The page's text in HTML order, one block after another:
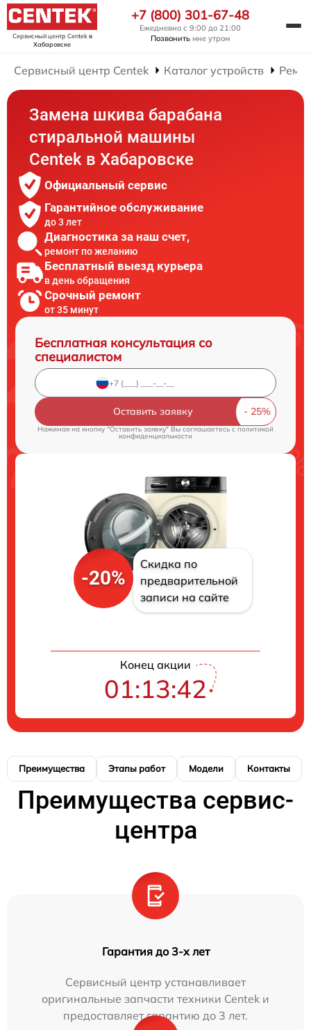
Сервисный центр Centekв
Хабаровске
+7 (800) 301-67-48
Ежедневно с 9:00 до 21:00
Позвонить мне утром
Сервисный центр Centek Каталог устройств
Замена шкива барабана
стиральной машины
Centek в Хабаровске
Официальный сервис
Гарантийное обслуживание
до 3 лет
Диагностика за наш счет,
ремонт по желанию
Бесплатный выезд курьера
в день обращения
Срочный ремонт
от 35 минут
Бесплатная консультация со
специалистом
Оставить заявку
Нажимая на кнопку "Оставить заявку" Вы соглашаетесь c политикой
конфиденциальности
-20%
Скидка по
предварительной
записи на сайте
Конец акции
01:13:41
Преимущества Этапы работ Модели Контакты
Преимущества сервис-
центра
Гарантия до 3-х лет
Сервисный центр устанавливает
оригинальные запчасти техники Centek и
предоставляет гарантию до 3 лет.